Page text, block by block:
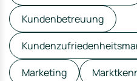
Kundenbetreuung
Marketing